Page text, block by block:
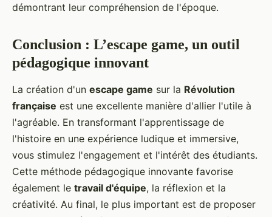
démontrant leur compréhension de l'époque.
Conclusion : L’escape game, un outil
pédagogique innovant
La création d'un escape game sur la Révolution
française est une excellente manière d'allier l'utile à
l'agréable. En transformant l'apprentissage de
l'histoire en une expérience ludique et immersive,
vous stimulez l'engagement et l'intérêt des étudiants.
Cette méthode pédagogique innovante favorise
également le travail d'équipe, la réflexion et la
créativité. Au final, le plus important est de proposer